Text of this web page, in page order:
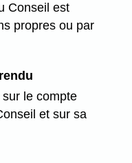
Conseil est
propres ou par
le compte
et sur sa